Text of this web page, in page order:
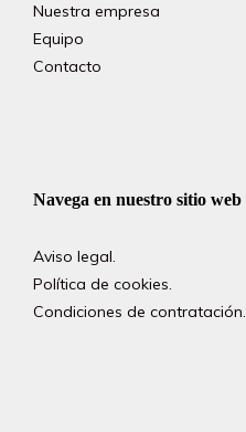
Nuestra empresa
Equipo
Contacto
Navega en nuestro sitio web
Aviso legal.
Política de cookies.
Condiciones de contratación.